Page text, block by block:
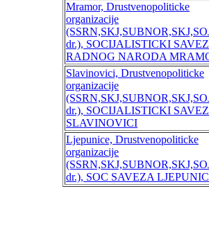
Mramor, Drustvenopoliticke
organizacije
dr.), SOCIJALISTICKI SAVEZ
RADNOG NARODA
Slavinovici, Drustvenopoliticke
organizacije
dr.), SOCIJALISTICKI SAVEZ
SLAVINOVICI
Ljepunice, Drustvenopoliticke
organizacije
dr.), SOC SAVEZA